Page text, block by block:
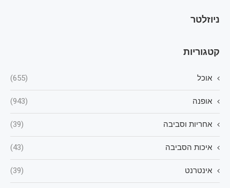
ניוזלטר
קטגוריות
אוכל (655)
אופנה (943)
אחריות וסביבה (39)
איכות הסביבה (43)
אינטרנט (39)